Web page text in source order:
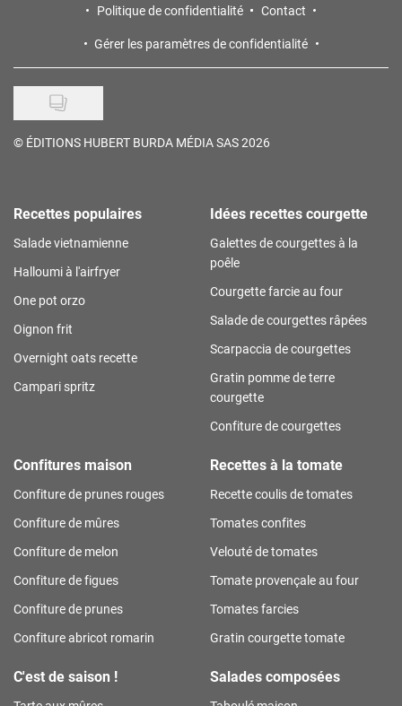
Politique de confidentialité
Contact
Gérer les paramètres de confidentialité
© ÉDITIONS HUBERT BURDA MÉDIA SAS 2026
Recettes populaires
Salade vietnamienne
Halloumi à l'airfryer
One pot orzo
Oignon frit
Overnight oats recette
Campari spritz
Idées recettes courgette
Galettes de courgettes à la
poêle
Courgette farcie au four
Salade de courgettes râpées
Scarpaccia de courgettes
Gratin pomme de terre
courgette
Confiture de courgettes
Confitures maison
Confiture de prunes rouges
Confiture de mûres
Confiture de melon
Confiture de figues
Confiture de prunes
Confiture abricot romarin
Recettes à la tomate
Recette coulis de tomates
Tomates confites
Velouté de tomates
Tomate provençale au four
Tomates farcies
Gratin courgette tomate
C'est de saison ! Salades composées